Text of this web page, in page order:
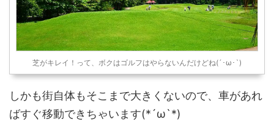
芝がキレイ！って、ボクはゴルフはやらないんだけどね(´･ω･`)
しかも街自体もそこまで大きくないので、車があれ
ばすぐ移動できちゃいます(*´ω`*)